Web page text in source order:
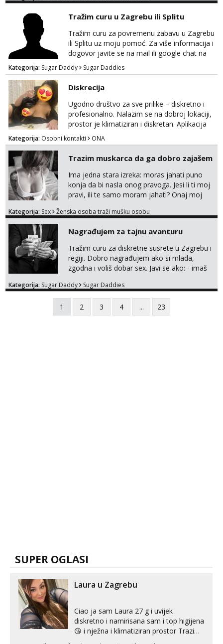
Tražim curu u Zagrebu ili Splitu
Tražim curu za povremenu zabavu u Zagrebu
ili Splitu uz moju pomoć. Za više informacija i
dogovor javite se na mail ili google chat na
oneofakind999111@gmail.com
Kategorija: Sugar Daddy Sugar Daddies
Diskrecija
Ugodno društvo za sve prilike – diskretno i
profesionalno. Nalazim se na dobroj lokaciji,
prostor je klimatiziran i diskretan. Aplikacija
what sapp 0957660399.
Kategorija: Osobni kontakti ONA
Trazim muskarca da ga dobro zajašem
Ima jedna stara izreka: moras jahati puno
konja da bi nasla onog pravoga. Jesi li ti moj
pravi, ili te samo moram jahati? Onaj moj
na sexdater link i javi mi se tamo....
Kategorija: Sex Ženska osoba traži mušku osobu
Nagrađujem za tajnu avanturu
Tražim curu za diskretne susrete u Zagrebu i
regiji. Dobro nagrađujem ako si mlada,
zgodna i voliš dobar sex. Javi se ako: - imaš
kosu - se dobro ljubiš - si fleksibilna s
vremenom (jer ga nemam previše) i
dostupna radnim danom (vikendi i noći su za
obitelj) - vodiš brigu o zdravlju i koristiš
Kategorija: Sugar Daddy Sugar Daddies
1 2 3 4 ... 23
SUPER OGLASI
Laura u Zagrebu
Ciao ja sam Laura 27 g i uvijek
diskretno i namirisana sam i top higijena
😘 i nježna i klimatiziran prostor Trazim